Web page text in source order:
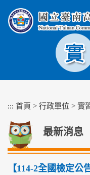
塊
::: 首頁 > 行政單位 > 實
最新消息
【114-2全國檢定